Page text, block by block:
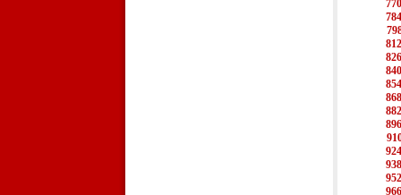
770
784
812
826
840
854
868
882
896
924
938
952
966